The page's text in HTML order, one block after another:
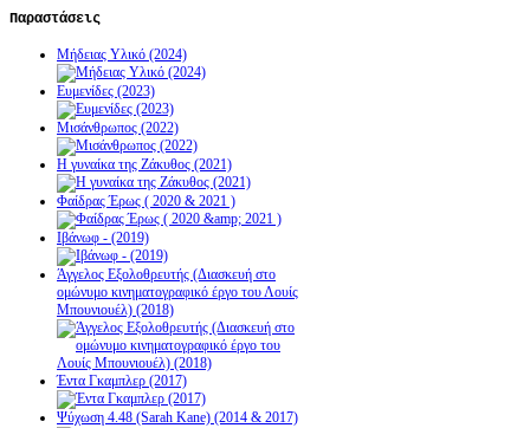
Παραστάσεις
Μήδειας Υλικό (2024)
Ευμενίδες (2023)
Μισάνθρωπος (2022)
Η γυναίκα της Ζάκυθος (2021)
Φαίδρας Έρως ( 2020 & 2021 )
Ιβάνωφ - (2019)
Άγγελος Εξολοθρευτής (Διασκευή στο
ομώνυμο κινηματογραφικό έργο του Λουίς
Μπουνιουέλ) (2018)
Έντα Γκαμπλερ (2017)
Ψύχωση 4.48 (Sarah Kane) (2014 & 2017)